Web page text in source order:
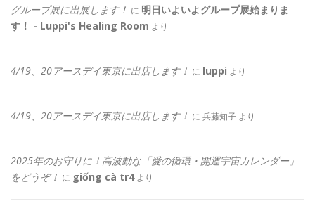
グループ展に出展します！ に 明日いよいよグループ展始まりま
す！ - Luppi's Healing Room より
4/19、20アースデイ東京に出店します！ に luppi より
4/19、20アースデイ東京に出店します！ に 兵藤知子 より
2025年のお守りに！高波動な「愛の循環・開運宇宙カレンダー」
をどうぞ！ に giống cà tr4より